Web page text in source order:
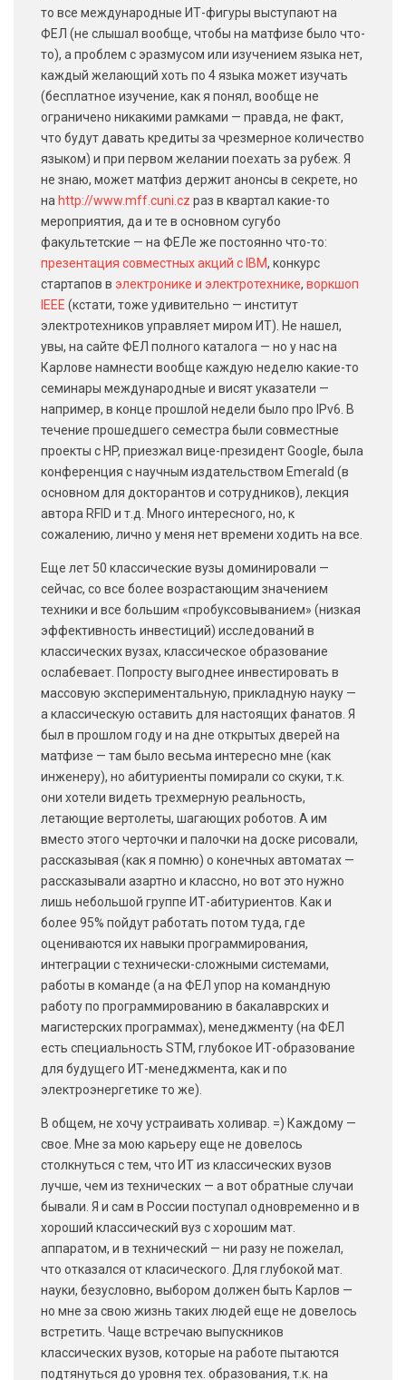
то все международные ИТ-фигуры выступают на
ФЕЛ (не слышал вообще, чтобы на матфизе было что-
то), а проблем с эразмусом или изучением языка нет,
каждый желающий хоть по 4 языка может изучать
(бесплатное изучение, как я понял, вообще не
ограничено никакими рамками — правда, не факт,
что будут давать кредиты за чрезмерное количество
языком) и при первом желании поехать за рубеж. Я
не знаю, может матфиз держит анонсы в секрете, но
на http://www.mff.cuni.cz раз в квартал какие-то
мероприятия, да и те в основном сугубо
факультетские — на ФЕЛе же постоянно что-то:
презентация совместных акций с IBM, конкурс
стартапов в электронике и электротехнике, воркшоп
IEEE (кстати, тоже удивительно — институт
электротехников управляет миром ИТ). Не нашел,
увы, на сайте ФЕЛ полного каталога — но у нас на
Карлове намнести вообще каждую неделю какие-то
семинары международные и висят указатели —
например, в конце прошлой недели было про IPv6. В
течение прошедшего семестра были совместные
проекты с HP, приезжал вице-президент Google, была
конференция с научным издательством Emerald (в
основном для докторантов и сотрудников), лекция
автора RFID и т.д. Много интересного, но, к
сожалению, лично у меня нет времени ходить на все.
Еще лет 50 классические вузы доминировали —
сейчас, со все более возрастающим значением
техники и все большим «пробуксовыванием» (низкая
эффективность инвестиций) исследований в
классических вузах, классическое образование
ослабевает. Попросту выгоднее инвестировать в
массовую экспериментальную, прикладную науку —
а классическую оставить для настоящих фанатов. Я
был в прошлом году и на дне открытых дверей на
матфизе — там было весьма интересно мне (как
инженеру), но абитуриенты помирали со скуки, т.к.
они хотели видеть трехмерную реальность,
летающие вертолеты, шагающих роботов. А им
вместо этого черточки и палочки на доске рисовали,
рассказывая (как я помню) о конечных автоматах —
рассказывали азартно и классно, но вот это нужно
лишь небольшой группе ИТ-абитуриентов. Как и
более 95% пойдут работать потом туда, где
оцениваются их навыки программирования,
интеграции с технически-сложными системами,
работы в команде (а на ФЕЛ упор на командную
работу по программированию в бакалаврских и
магистерских программах), менеджменту (на ФЕЛ
есть специальность STM, глубокое ИТ-образование
для будущего ИТ-менеджмента, как и по
электроэнергетике то же).
В общем, не хочу устраивать холивар. =) Каждому —
свое. Мне за мою карьеру еще не довелось
столкнуться с тем, что ИТ из классических вузов
лучше, чем из технических — а вот обратные случаи
бывали. Я и сам в России поступал одновременно и в
хороший классический вуз с хорошим мат.
аппаратом, и в технический — ни разу не пожелал,
что отказался от класического. Для глубокой мат.
науки, безусловно, выбором должен быть Карлов —
но мне за свою жизнь таких людей еще не довелось
встретить. Чаще встречаю выпускников
классических вузов, которые на работе пытаются
подтянуться до уровня тех. образования, т.к. на